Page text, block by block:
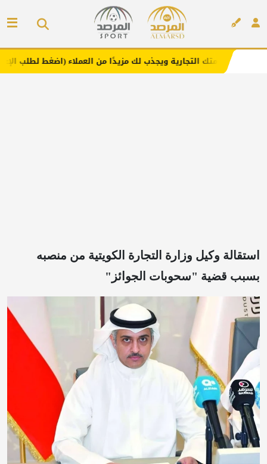
ويجذب لك مزيدًا من العملاء (اضغط لطلب الإعلان)
استقالة وكيل وزارة التجارة الكويتية من منصبه
بسبب قضية "سحوبات الجوائز"